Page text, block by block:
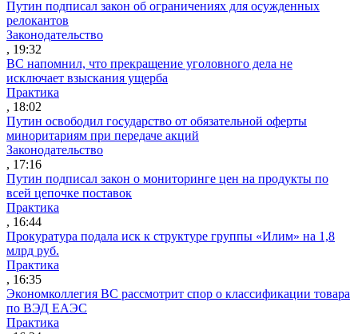
Путин подписал закон об ограничениях для осужденных
релокантов
Законодательство
, 19:32
ВС напомнил, что прекращение уголовного дела не
исключает взыскания ущерба
Практика
, 18:02
Путин освободил государство от обязательной оферты
миноритариям при передаче акций
Законодательство
, 17:16
Путин подписал закон о мониторинге цен на продукты по
всей цепочке поставок
Практика
, 16:44
Прокуратура подала иск к структуре группы «Илим» на 1,8
млрд руб.
Практика
, 16:35
Экономколлегия ВС рассмотрит спор о классификации товара
по ВЭД ЕАЭС
Практика